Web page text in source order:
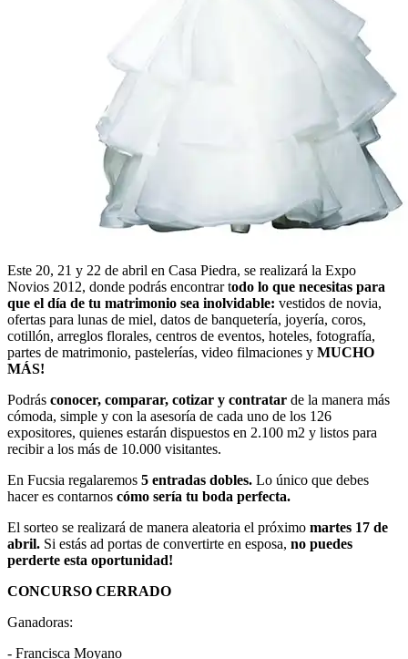
Este 20, 21 y 22 de abril en Casa Piedra, se realizará la Expo
Novios 2012, donde podrás encontrar todo lo que necesitas para
que el día de tu matrimonio sea inolvidable: vestidos de novia,
ofertas para lunas de miel, datos de banquetería, joyería, coros,
cotillón, arreglos florales, centros de eventos, hoteles, fotografía,
partes de matrimonio, pastelerías, video filmaciones y MUCHO
MÁS!
Podrás conocer, comparar, cotizar y contratar de la manera más
cómoda, simple y con la asesoría de cada uno de los 126
expositores, quienes estarán dispuestos en 2.100 m2 y listos para
recibir a los más de 10.000 visitantes.
En Fucsia regalaremos 5 entradas dobles. Lo único que debes
hacer es contarnos cómo sería tu boda perfecta.
El sorteo se realizará de manera aleatoria el próximo martes 17 de
abril. Si estás ad portas de convertirte en esposa, no puedes
perderte esta oportunidad!
CONCURSO CERRADO
Ganadoras:
- Francisca Moyano